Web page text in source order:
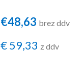
€48,63 brez ddv
€59,33 z ddv